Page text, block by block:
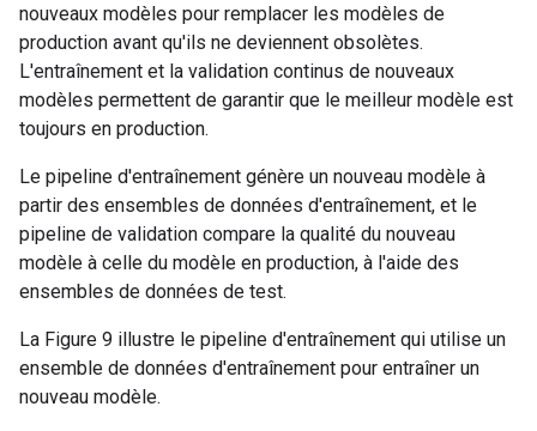
nouveaux modèles pour remplacer les modèles de
production avant qu'ils ne deviennent obsolètes.
L'entraînement et la validation continus de nouveaux
modèles permettent de garantir que le meilleur modèle est
toujours en production.
Le pipeline d'entraînement génère un nouveau modèle à
partir des ensembles de données d'entraînement, et le
pipeline de validation compare la qualité du nouveau
modèle à celle du modèle en production, à l'aide des
ensembles de données de test.
La Figure 9 illustre le pipeline d'entraînement qui utilise un
ensemble de données d'entraînement pour entraîner un
nouveau modèle.